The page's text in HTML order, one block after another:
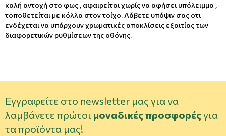
καλή αντοχή στο φως , αφαιρείται χωρίς να αφήσει υπόλειμμα ,
τοποθετείται με κόλλα στον τοίχο. Λάβετε υπόψιν σας οτι
ενδέχεται να υπάρχουν χρωματικές αποκλίσεις εξαιτίας των
διαφορετικών ρυθμίσεων της οθόνης.
Εγγραφείτε στο newsletter μας για να
λαμβάνετε πρώτοι μοναδικές προσφορές για
τα προϊόντα μας!